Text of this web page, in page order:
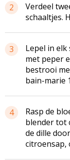
2
Verdeel
schaaltjes.
3
Lepel in
met peper
bestrooi
bain-marie
4
Rasp de
blender tot
de dille
citroensap,